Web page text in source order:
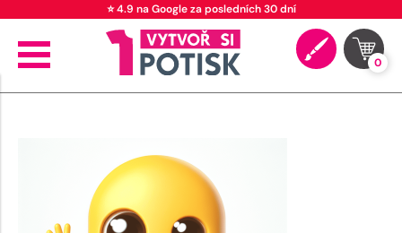
⭐ 4.9 na Google za posledních 30 dní
0